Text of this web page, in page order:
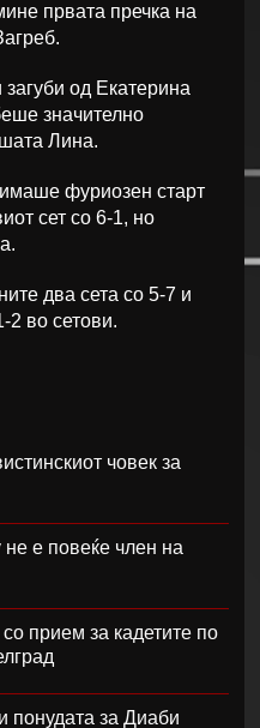
првата пречка на
загуби од Екатерина
значително
Лина.
фуриозен старт
сет со 6-1, но
два сета со 5-7 и
2 во сетови.
човек за
е повеќе член на
прием за кадетите по
понудата за Диаби